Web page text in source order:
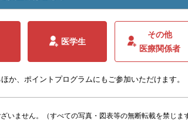
医学生
その他
医療関係者
か、ポイントプログラムにもご参加いただけます。
いません。（すべての写真・図表等の無断転載を禁じま